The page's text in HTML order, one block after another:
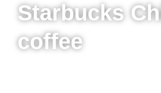
Starbucks
coffee